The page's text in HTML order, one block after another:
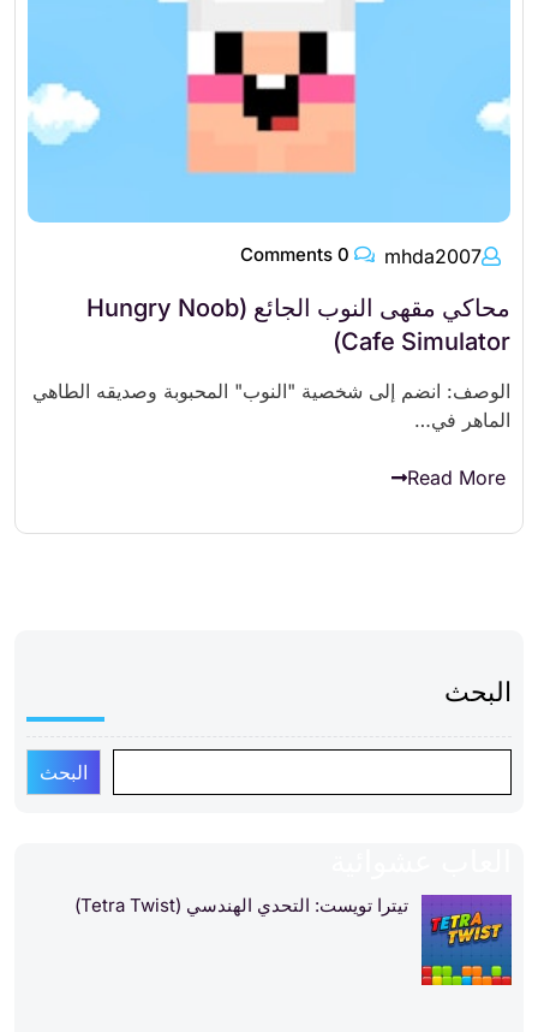
mhda2007
محاكي مقهى النوب الجائع (Hungry Noob
Cafe Simulator)
الوصف: انضم إلى شخصية "النوب" المحبوبة وصديقه الطاهي
الماهر في…
Read More
البحث
البحث
تيترا تويست: التحدي الهندسي (Tetra Twist)